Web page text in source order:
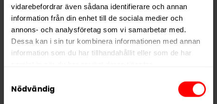
vidarebefordrar även sådana identifierare och annan
information från din enhet till de sociala medier och
annons- och analysföretag som vi samarbetar med.
Dessa kan i sin tur kombinera informationen med annan
information som du har tillhandahållit eller som de har
We work with
who may receive and
Nödvändig
Styrka
Normal
Nikotin per gram
15,0 mg/g
Nikotin per portion
6,0 mg
Nikotin per dosa
120 mg
Portioner per dosa